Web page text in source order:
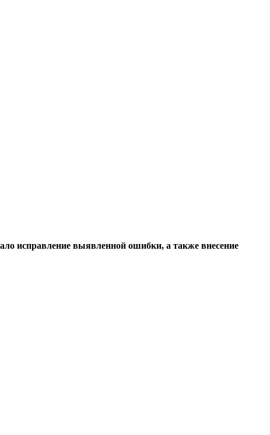
исправление выявленной ошибки, а также внесение